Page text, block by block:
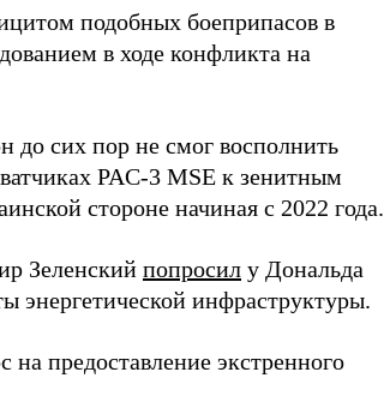
подобных боеприпасов в
в ходе конфликта на
до сих пор не смог восполнить
PAC-3 MSE к зенитным
стороне начиная с 2022 года.
Зеленский попросил у Дональда
энергетической инфраструктуры.
на предоставление экстренного